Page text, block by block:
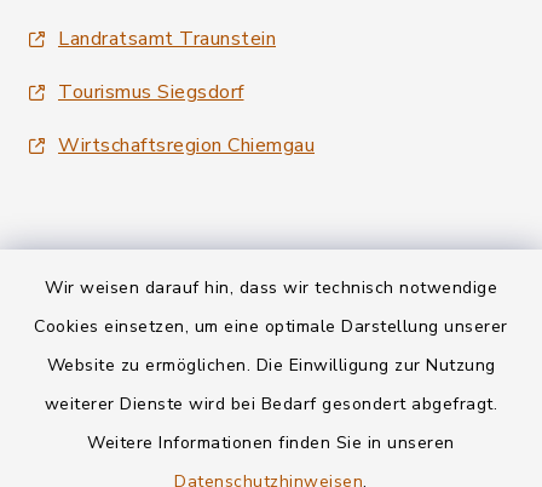
Wir weisen darauf hin, dass wir technisch notwendige
Cookies einsetzen, um eine optimale Darstellung unserer
Website zu ermöglichen. Die Einwilligung zur Nutzung
weiterer Dienste wird bei Bedarf gesondert abgefragt.
Weitere Informationen finden Sie in unseren
Datenschutzhinweisen.
Landratsamt Traunstein
Tourismus Siegsdorf
Wirtschaftsregion Chiemgau
Kontakt
Informationspflichten